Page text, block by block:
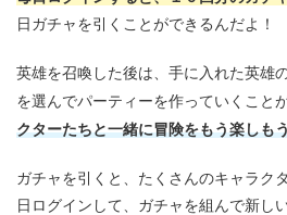
日ガチャを引くことができるんだよ！
英雄を召喚した後は、手に入れた英雄
を選んでパーティーを作っていくこと
クターたちと一緒に冒険をもう楽しも
ガチャを引くと、たくさんのキャラク
日ログインして、ガチャを組んで新し